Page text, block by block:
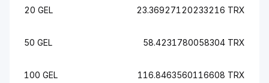
20 GEL 23.36927120233216 TRX
50 GEL 58.4231780058304 TRX
100 GEL 116.8463560116608 TRX